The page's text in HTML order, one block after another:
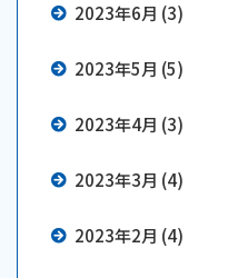
2023年6月 (3)
2023年5月 (5)
2023年4月 (3)
2023年3月 (4)
2023年2月 (4)